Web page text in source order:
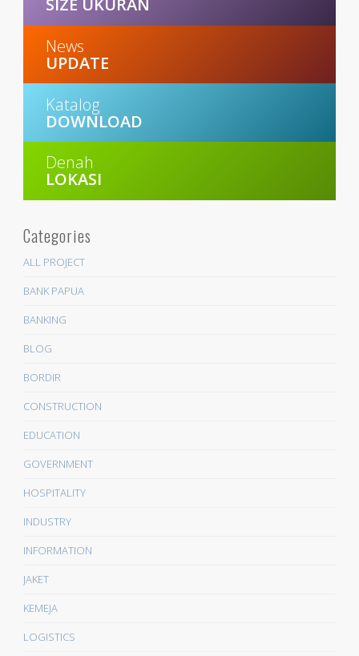
SIZE UKURAN
News
UPDATE
Katalog
DOWNLOAD
Denah
LOKASI
Categories
ALL PROJECT
BANK PAPUA
BANKING
BLOG
BORDIR
CONSTRUCTION
EDUCATION
GOVERNMENT
HOSPITALITY
INDUSTRY
INFORMATION
JAKET
KEMEJA
LOGISTICS